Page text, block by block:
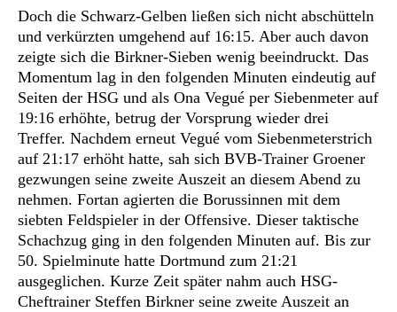
Doch die Schwarz-Gelben ließen sich nicht abschütteln
und verkürzten umgehend auf 16:15. Aber auch davon
zeigte sich die Birkner-Sieben wenig beeindruckt. Das
Momentum lag in den folgenden Minuten eindeutig auf
Seiten der HSG und als Ona Vegué per Siebenmeter auf
19:16 erhöhte, betrug der Vorsprung wieder drei
Treffer. Nachdem erneut Vegué vom Siebenmeterstrich
auf 21:17 erhöht hatte, sah sich BVB-Trainer Groener
gezwungen seine zweite Auszeit an diesem Abend zu
nehmen. Fortan agierten die Borussinnen mit dem
siebten Feldspieler in der Offensive. Dieser taktische
Schachzug ging in den folgenden Minuten auf. Bis zur
50. Spielminute hatte Dortmund zum 21:21
ausgeglichen. Kurze Zeit später nahm auch HSG-
Cheftrainer Steffen Birkner seine zweite Auszeit an